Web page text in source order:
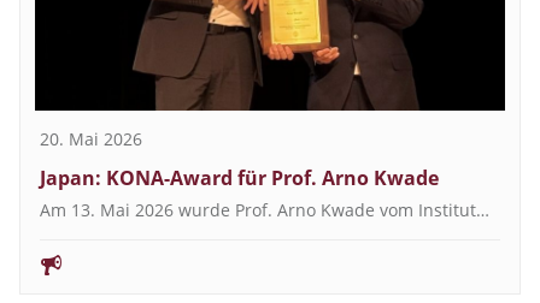
20. Mai 2026
Japan: KONA-Award für Prof. Arno Kwade
Am 13. Mai 2026 wurde Prof. Arno Kwade vom Institut…